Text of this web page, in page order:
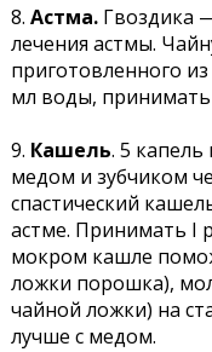
8. Астма. Гвоздика
лечения астмы.
приготовленного
мл воды,
9. Кашель. 5 капель
медом и зубчиком
спастический
астме. Принимать I
мокром кашле
ложки порошка),
чайной ложки) на
лучше с медом.